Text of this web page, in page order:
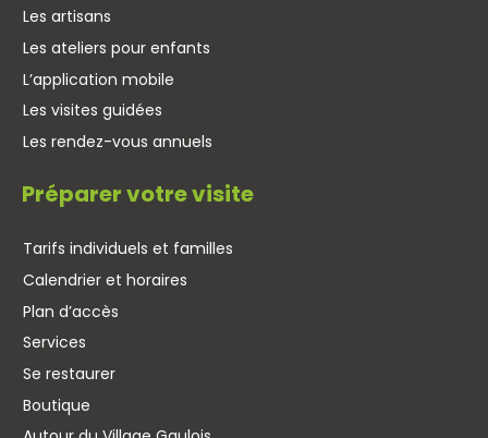
Les artisans
Les ateliers pour enfants
L’application mobile
Les visites guidées
Les rendez-vous annuels
Préparer votre visite
Tarifs individuels et familles
Calendrier et horaires
Plan d’accès
Services
Se restaurer
Boutique